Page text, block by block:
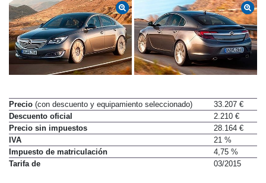
Precio (con descuento y equipamiento seleccionado)
33.207 €
Descuento oficial
2.210 €
Precio sin impuestos
28.164 €
IVA
21 %
Impuesto de matriculación
4,75 %
Tarifa de
03/2015